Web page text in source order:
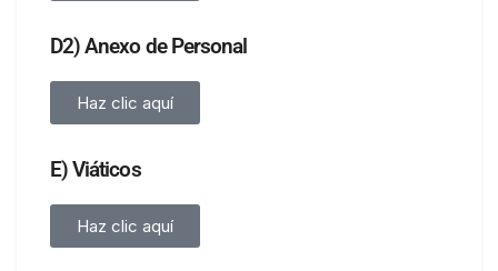
D2) Anexo de Personal
Haz clic aquí
E) Viáticos
Haz clic aquí